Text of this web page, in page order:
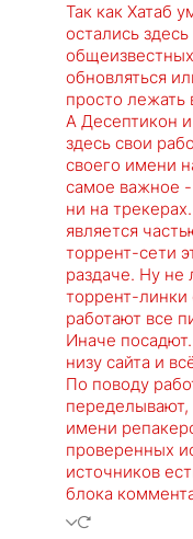
Так как Хатаб
остались
обновляться
просто лежать
А Десептикон
здесь свои
своего имени
самое важное -
ни на
является
торрент-сети
раздаче. Ну не
торрент-линки
работают все
Иначе
низу сайта и
По поводу
имени
проверенных
источников
блока